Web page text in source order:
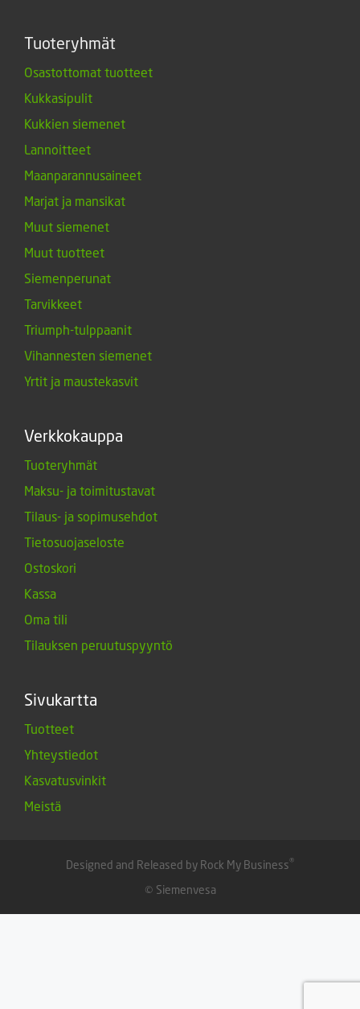
Tuoteryhmät
Osastottomat tuotteet
Kukkasipulit
Kukkien siemenet
Lannoitteet
Maanparannusaineet
Marjat ja mansikat
Muut siemenet
Muut tuotteet
Siemenperunat
Tarvikkeet
Triumph-tulppaanit
Vihannesten siemenet
Yrtit ja maustekasvit
Verkkokauppa
Tuoteryhmät
Maksu- ja toimitustavat
Tilaus- ja sopimusehdot
Tietosuojaseloste
Ostoskori
Kassa
Oma tili
Tilauksen peruutuspyyntö
Sivukartta
Tuotteet
Yhteystiedot
Kasvatusvinkit
Meistä
Designed and Released by Rock My Business®
© Siemenvesa